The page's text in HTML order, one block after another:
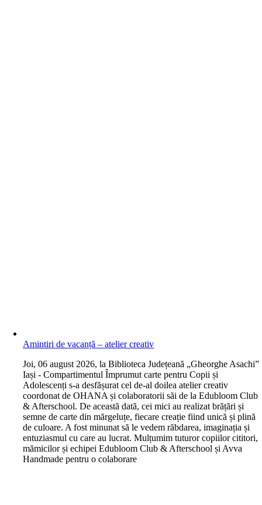
Amintiri de vacanță – atelier creativ
Joi, 06 august 2026, la Biblioteca Județeană „Gheorghe Asachi”
Iași - Compartimentul Împrumut carte pentru Copii și
Adolescenți s-a desfășurat cel de-al doilea atelier creativ
coordonat de OHANA și colaboratorii săi de la Edubloom Club
& Afterschool. De această dată, cei mici au realizat brățări și
semne de carte din mărgeluțe, fiecare creație fiind unică și plină
de culoare. A fost minunat să le vedem răbdarea, imaginația și
entuziasmul cu care au lucrat. Mulțumim tuturor copiilor cititori,
mămicilor și echipei Edubloom Club & Afterschool și Avva
Handmade pentru o colaborare